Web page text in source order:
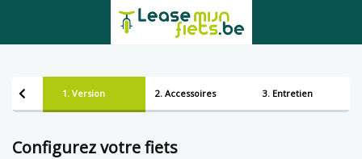
1. Version 2. Accessoires 3. Entretien
Configurez votre fiets